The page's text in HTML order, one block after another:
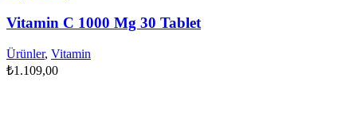
Vitamin C 1000 Mg 30 Tablet
Ürünler, Vitamin
₺1.109,00